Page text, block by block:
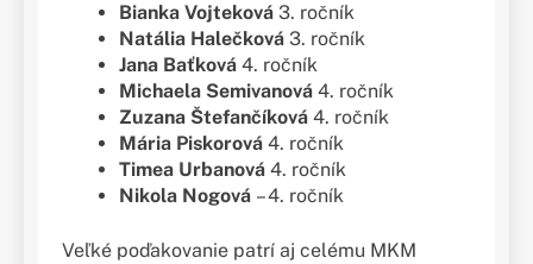
Bianka Vojteková 3. ročník
Natália Halečková 3. ročník
Jana Baťková 4. ročník
Michaela Semivanová 4. ročník
Zuzana Štefančíková 4. ročník
Mária Piskorová 4. ročník
Timea Urbanová 4. ročník
Nikola Nogová – 4. ročník
Veľké poďakovanie patrí aj celému MKM